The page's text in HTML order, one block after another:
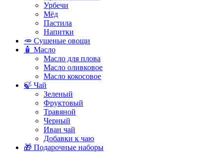
Урбечи
Мёд
Пастила
Напитки
🥕 Сушеные овощи
🧴 Масло
Масло для плова
Масло оливковое
Масло кокосовое
🍃 Чай
Зеленый
Фруктовый
Травяной
Черный
Иван чай
Добавки к чаю
🎁 Подарочные наборы